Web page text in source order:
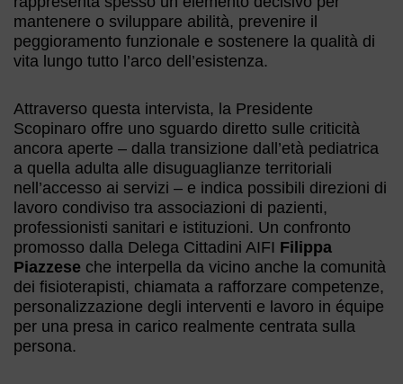
mantenere o sviluppare abilità, prevenire il
peggioramento funzionale e sostenere la qualità di
vita lungo tutto l’arco dell’esistenza.
Attraverso questa intervista, la Presidente
Scopinaro offre uno sguardo diretto sulle criticità
ancora aperte – dalla transizione dall’età pediatrica
a quella adulta alle disuguaglianze territoriali
nell’accesso ai servizi – e indica possibili direzioni di
lavoro condiviso tra associazioni di pazienti,
professionisti sanitari e istituzioni. Un confronto
promosso dalla Delega Cittadini AIFI Filippa
Piazzese che interpella da vicino anche la comunità
dei fisioterapisti, chiamata a rafforzare competenze,
personalizzazione degli interventi e lavoro in équipe
per una presa in carico realmente centrata sulla
persona.